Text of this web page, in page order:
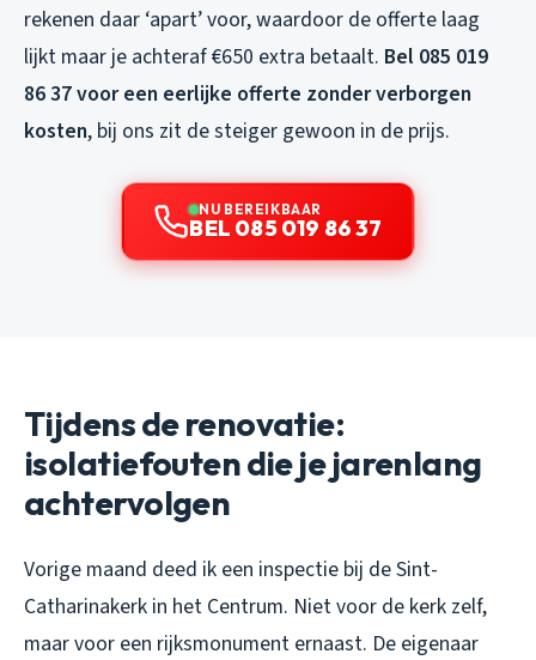
rekenen daar ‘apart’ voor, waardoor de offerte laag
lijkt maar je achteraf €650 extra betaalt. Bel 085 019
86 37 voor een eerlijke offerte zonder verborgen
kosten, bij ons zit de steiger gewoon in de prijs.
NU BEREIKBAAR
BEL 085 019 86 37
Tijdens de renovatie:
isolatiefouten die je jarenlang
achtervolgen
Vorige maand deed ik een inspectie bij de Sint-
Catharinakerk in het Centrum. Niet voor de kerk zelf,
maar voor een rijksmonument ernaast. De eigenaar